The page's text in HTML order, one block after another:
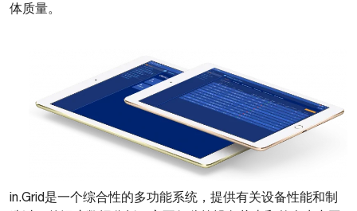
体质量。
in.Grid是一个综合性的多功能系统，提供有关设备性能和制